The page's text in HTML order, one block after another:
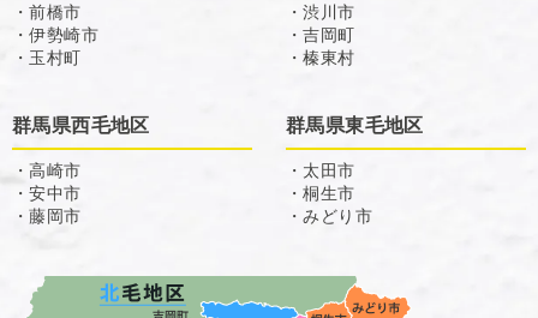
・前橋市
・伊勢崎市
・玉村町
・渋川市
・吉岡町
・榛東村
群馬県西毛地区
・高崎市
・安中市
・藤岡市
群馬県東毛地区
・太田市
・桐生市
・みどり市